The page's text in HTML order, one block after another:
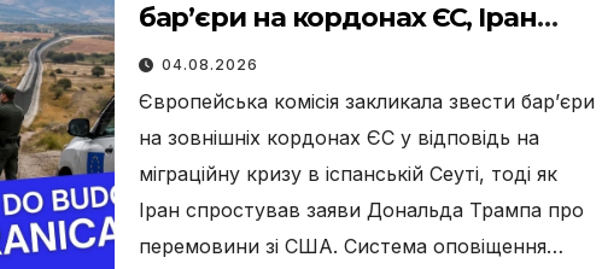
бар’єри на кордонах ЄС, Іран
заперечує перемовини з США та
новий очільник розвідки
України: головні новини
вівторка, 4 серпня
04.08.2026
Європейська комісія закликала звести бар’єри
на зовнішніх кордонах ЄС у відповідь на
міграційну кризу в іспанській Сеуті, тоді як
Іран спростував заяви Дональда Трампа про
перемовини зі США. Система оповіщення…